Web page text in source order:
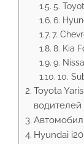
5.
6.
7.
8. Kia
9.
10.
Toyota
водителей
Hyundai i20